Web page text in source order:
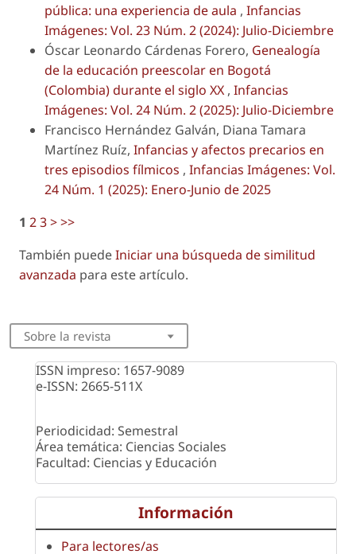
pública: una experiencia de aula , Infancias
Imágenes: Vol. 23 Núm. 2 (2024): Julio-Diciembre
Óscar Leonardo Cárdenas Forero, Genealogía
de la educación preescolar en Bogotá
(Colombia) durante el siglo XX , Infancias
Imágenes: Vol. 24 Núm. 2 (2025): Julio-Diciembre
Francisco Hernández Galván, Diana Tamara
Martínez Ruíz, Infancias y afectos precarios en
tres episodios fílmicos , Infancias Imágenes: Vol.
24 Núm. 1 (2025): Enero-Junio de 2025
1 23>>>
También puedeIniciar una búsqueda de similitud
avanzada para este artículo.
Sobre la revista
ISSN impreso: 1657-9089
e-ISSN: 2665-511X
Periodicidad: Semestral
Área temática: Ciencias Sociales
Facultad: Ciencias y Educación
Información
Para lectores/as